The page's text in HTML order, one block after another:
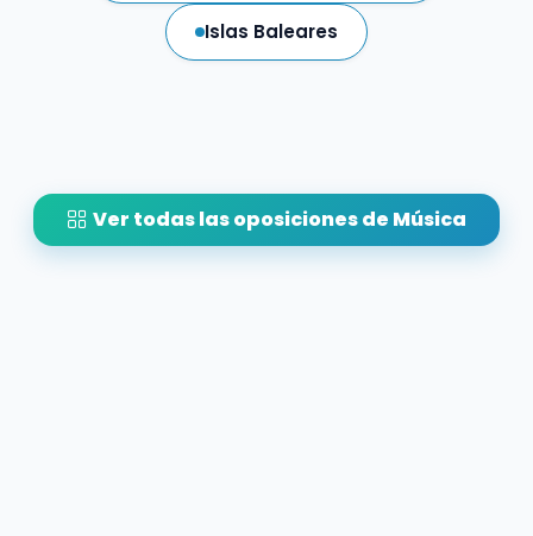
Islas Baleares
Ver todas las oposiciones de Música